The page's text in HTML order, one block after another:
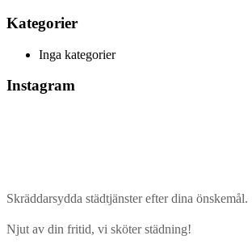
Kategorier
Inga kategorier
Instagram
Skräddarsydda städtjänster efter dina önskemål.
Njut av din fritid, vi sköter städning!